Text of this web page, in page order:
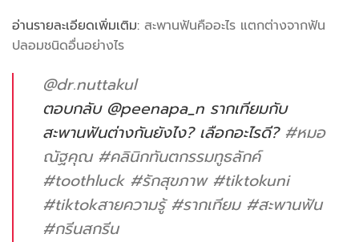
อ่านรายละเอียดเพิ่มเติม: สะพานฟันคืออะไร แตกต่างจากฟัน
ปลอมชนิดอื่นอย่างไร
@dr.nuttakul
ตอบกลับ @peenapa_n รากเทียมกับ
สะพานฟันต่างกันยังไง? เลือกอะไรดี? #หมอ
ณัฐคุณ #คลินิกทันตกรรมทูธลักค์
#toothluck #รักสุขภาพ #tiktokuni
#tiktokสายความรู้ #รากเทียม #สะพานฟัน
#กรีนสกรีน